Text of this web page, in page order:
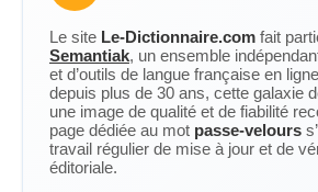
Le site Le-Dictionnaire.com fait
Semantiak, un ensemble
et d’outils de langue française en
depuis plus de 30 ans, cette galaxie
une image de qualité et de fiabilité
page dédiée au mot passe-velours
travail régulier de mise à jour et de
éditoriale.